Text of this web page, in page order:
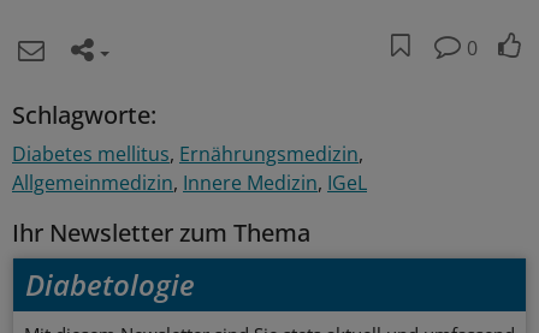
0
Schlagworte:
Diabetes mellitus Ernährungsmedizin
Allgemeinmedizin Innere Medizin IGeL
Ihr Newsletter zum Thema
Diabetologie